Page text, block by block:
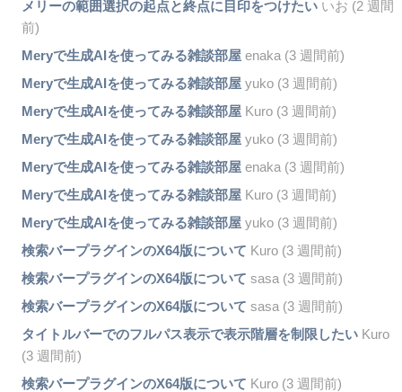
メリーの範囲選択の起点と終点に目印をつけたいいお (2 週間
前)
Meryで生成AIを使ってみる雑談部屋enaka (3 週間前)
Meryで生成AIを使ってみる雑談部屋yuko (3 週間前)
Meryで生成AIを使ってみる雑談部屋Kuro (3 週間前)
Meryで生成AIを使ってみる雑談部屋yuko (3 週間前)
Meryで生成AIを使ってみる雑談部屋enaka (3 週間前)
Meryで生成AIを使ってみる雑談部屋Kuro (3 週間前)
Meryで生成AIを使ってみる雑談部屋yuko (3 週間前)
検索バープラグインのX64版について Kuro (3 週間前)
検索バープラグインのX64版について sasa (3 週間前)
検索バープラグインのX64版について sasa (3 週間前)
タイトルバーでのフルパス表示で表示階層を制限したいKuro
(3 週間前)
検索バープラグインのX64版について Kuro (3 週間前)